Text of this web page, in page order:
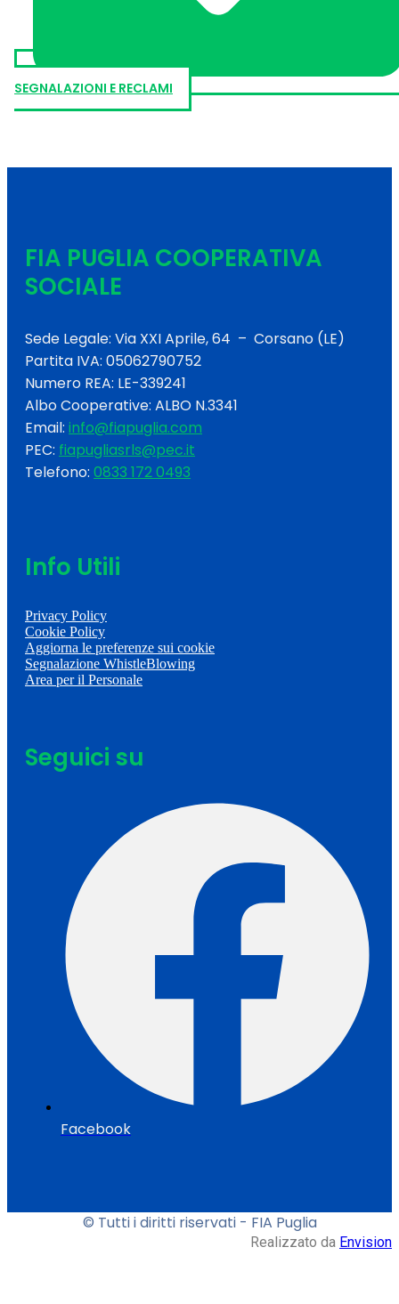
SEGNALAZIONI E RECLAMI
FIA PUGLIA COOPERATIVA
SOCIALE
Sede Legale: Via XXI Aprile, 64 – Corsano (LE)
Partita IVA: 05062790752
Numero REA: LE-339241
Albo Cooperative: ALBO N.3341
Email: info@fiapuglia.com
PEC: fiapugliasrls@pec.it
Telefono: 0833 172 0493
Info Utili
Privacy Policy
Cookie Policy
Aggiorna le preferenze sui cookie
Segnalazione WhistleBlowing
Area per il Personale
Seguici su
Facebook
© Tutti i diritti riservati - FIA Puglia
Realizzato da Envision